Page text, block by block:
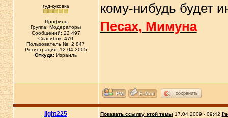
гуд-куковка
Профиль
Группа: Модераторы
Сообщений: 22 497
Спасибок: 470
Пользователь №: 2 847
Регистрация: 12.04.2005
Откуда: Израиль
кому-нибудь будет
Песах, Мимуна
сохранить
light225 Показать ссылку этой темы 17.04.2009 - 09:42